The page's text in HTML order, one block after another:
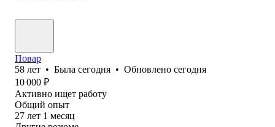
Повар
58 лет • Была сегодня • Обновлено сегодня
10 000 ₽
Активно ищет работу
Общий опыт
27 лет 1 месяц